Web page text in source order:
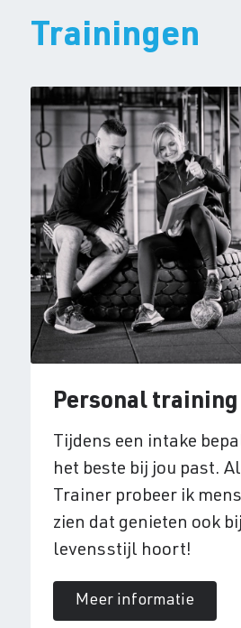
Trainingen
Personal training
Tijdens een intake
het beste bij jou past.
Trainer probeer ik
zien dat genieten ook
levensstijl hoort!
Meer informatie